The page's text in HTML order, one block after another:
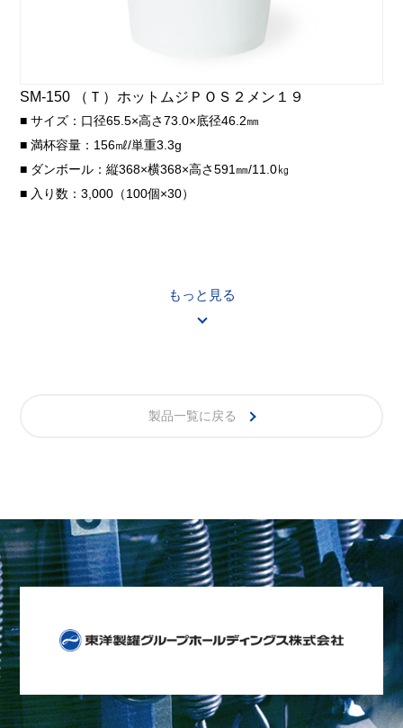
SM-150 （Ｔ）ホットムジＰＯＳ２メン１９
■ サイズ：口径65.5×高さ73.0×底径46.2㎜
■ 満杯容量：156㎖/単重3.3g
■ ダンボール：縦368×横368×高さ591㎜/11.0㎏
■ 入り数：3,000（100個×30）
もっと見る
製品一覧に戻る